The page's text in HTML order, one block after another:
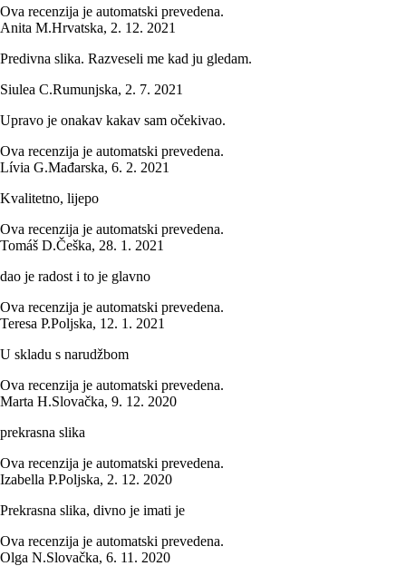
Ova recenzija je automatski prevedena.
Anita M.Hrvatska, 2. 12. 2021
Predivna slika. Razveseli me kad ju gledam.
Siulea C.Rumunjska, 2. 7. 2021
Upravo je onakav kakav sam očekivao.
Ova recenzija je automatski prevedena.
Lívia G.Mađarska, 6. 2. 2021
Kvalitetno, lijepo
Ova recenzija je automatski prevedena.
Tomáš D.Češka, 28. 1. 2021
dao je radost i to je glavno
Ova recenzija je automatski prevedena.
Teresa P.Poljska, 12. 1. 2021
U skladu s narudžbom
Ova recenzija je automatski prevedena.
Marta H.Slovačka, 9. 12. 2020
prekrasna slika
Ova recenzija je automatski prevedena.
Izabella P.Poljska, 2. 12. 2020
Prekrasna slika, divno je imati je
Ova recenzija je automatski prevedena.
Olga N.Slovačka, 6. 11. 2020